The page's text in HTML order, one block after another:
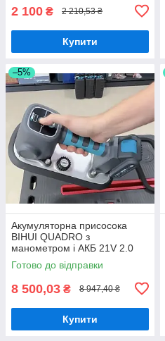
2 100 ₴ 2 210,53 ₴
Купити
–5%
Акумуляторна присосока
BIHUI QUADRO з
манометром і АКБ 21V 2.0
А/h
Готово до відправки
8 500,03 ₴ 8 947,40 ₴
Купити